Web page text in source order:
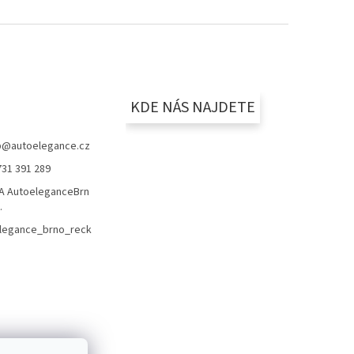
@autoelegance.cz
391 289
AutoeleganceBrn
KDE NÁS NAJDETE